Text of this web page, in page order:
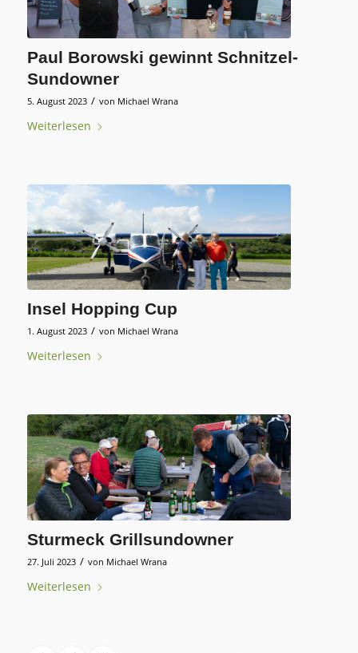
Paul Borowski gewinnt Schnitzel-
Sundowner
5. August 2023 / von Michael Wrana
Weiterlesen
Insel Hopping Cup
1. August 2023 / von Michael Wrana
Weiterlesen
Sturmeck Grillsundowner
27. Juli 2023 / von Michael Wrana
Weiterlesen